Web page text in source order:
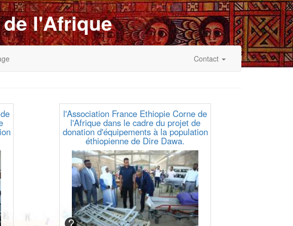
l'Afrique
Contact
l'Association France Ethiopie Corne de
l'Afrique dans le cadre du projet de
donation d'équipements à la population
éthiopienne de Dire Dawa.